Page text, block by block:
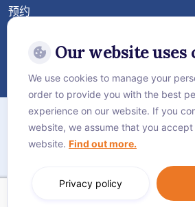
预约
关注威它尼国际医院
站点地图
保密协议
Language:中文 (中国)
Our website uses
We use cookies to manage your
order to provide you with the best
experience on our website. If you
website, we assume that you
website. Find out more.
Privacy policy